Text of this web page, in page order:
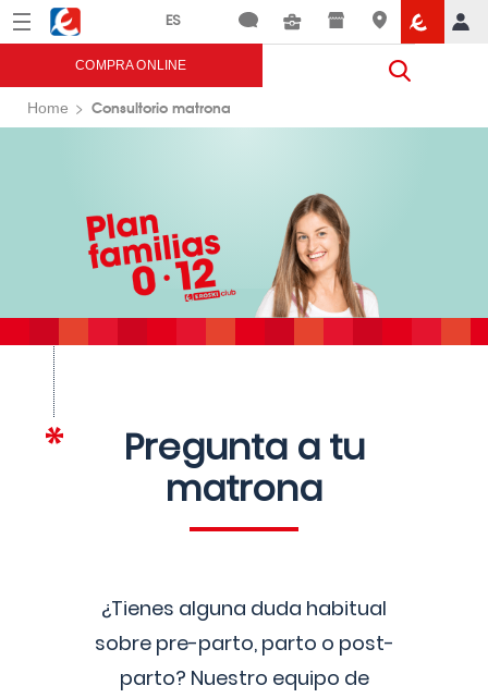
Menú Eroski
COMPRA ONLINE
Home Consultorio matrona
Pregunta a tu
matrona
¿Tienes alguna duda habitual
sobre pre-parto, parto o post-
parto? Nuestro equipo de